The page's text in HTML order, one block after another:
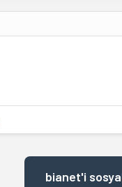
bianet'i